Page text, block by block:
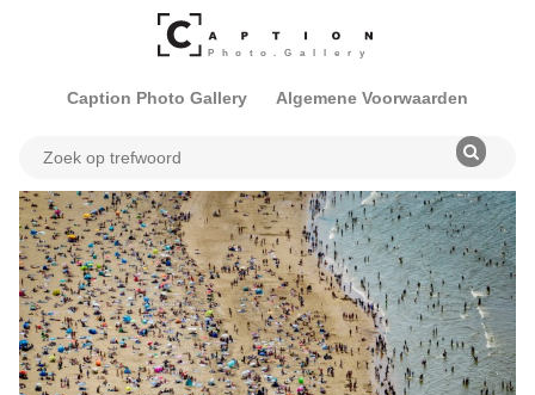
Caption Photo Gallery Algemene Voorwaarden